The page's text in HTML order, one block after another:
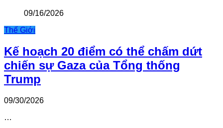
09/16/2026
Thế Giới
Kế hoạch 20 điểm có thể chấm dứt
chiến sự Gaza của Tổng thống
Trump
09/30/2026
…